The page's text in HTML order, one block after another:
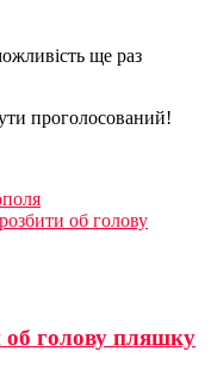
ще раз
проголосований!
об голову
об голову пляшку